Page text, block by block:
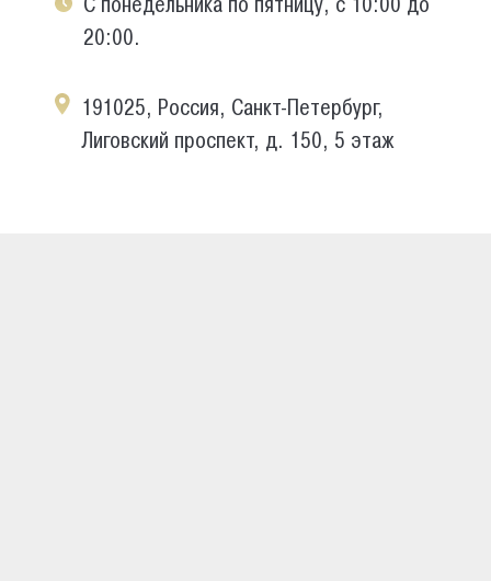
20:00.
191025, Россия, Санкт-Петербург,
Лиговский проспект, д. 150, 5 этаж